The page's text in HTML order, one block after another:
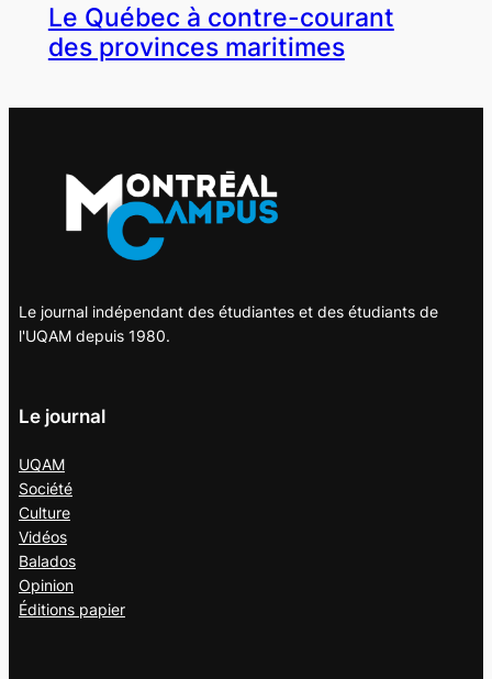
Le Québec à contre-courant
des provinces maritimes
Le journal indépendant des étudiantes et des étudiants de
l'UQAM depuis 1980.
Le journal
UQAM
Société
Culture
Vidéos
Balados
Opinion
Éditions papier